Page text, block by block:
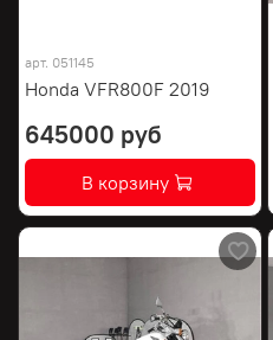
арт. 051145
Honda VFR800F 2019
645000 руб
В корзину